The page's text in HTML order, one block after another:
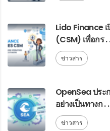
Lido Finance
(CSM) เพื่อกร .
ข่าวสาร
OpenSea ประ
อย่างเป็นทางก .
ข่าวสาร